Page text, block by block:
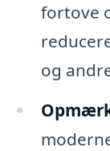
fortove
og